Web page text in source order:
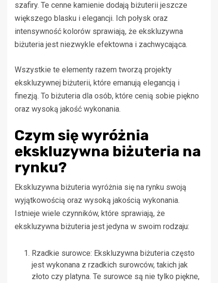
szafiry. Te cenne kamienie dodają biżuterii jeszcze
większego blasku i elegancji. Ich połysk oraz
intensywność kolorów sprawiają, że ekskluzywna
biżuteria jest niezwykle efektowna i zachwycająca.
Wszystkie te elementy razem tworzą projekty
ekskluzywnej biżuterii, które emanują elegancją i
finezją. To biżuteria dla osób, które cenią sobie piękno
oraz wysoką jakość wykonania.
Czym się wyróżnia
ekskluzywna biżuteria na
rynku?
Ekskluzywna biżuteria wyróżnia się na rynku swoją
wyjątkowością oraz wysoką jakością wykonania.
Istnieje wiele czynników, które sprawiają, że
ekskluzywna biżuteria jest jedyna w swoim rodzaju:
Rzadkie surowce: Ekskluzywna biżuteria często
jest wykonana z rzadkich surowców, takich jak
złoto czy platyna. Te surowce są nie tylko piękne,